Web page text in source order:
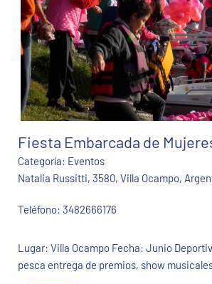
Fiesta Embarcada de
Categoría: Eventos
Natalia Russitti, 3580, Villa Ocampo,
Teléfono: 3482666176
Lugar: Villa Ocampo Fecha: Junio
pesca entrega de premios, show